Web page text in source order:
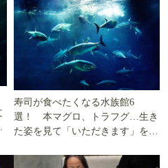
寿司が食べたくなる水族館6
選！ 本マグロ、トラフグ…生き
た姿を見て「いただきます」を考